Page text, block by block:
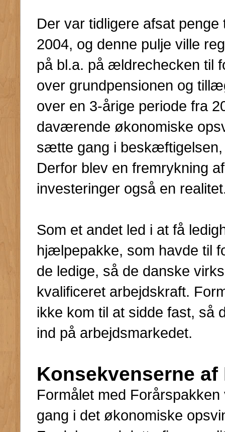
Der var tidligere afsat
2004, og denne pulje ville
på bl.a. på ældrechecken til
over grundpensionen og
over en 3-årige periode fra
daværende økonomiske
sætte gang i beskæftigelsen,
Derfor blev en fremrykning
investeringer også en
Som et andet led i at få
hjælpepakke, som havde til
de ledige, så de danske
kvalificeret arbejdskraft.
ikke kom til at sidde fast, så
ind på arbejdsmarkedet.
Konsekvenserne
Formålet med
gang i det økonomiske